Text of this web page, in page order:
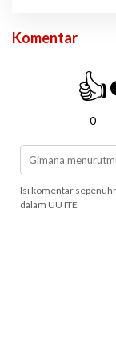
Komentar
👍
0
Isi komentar
dalam UU ITE